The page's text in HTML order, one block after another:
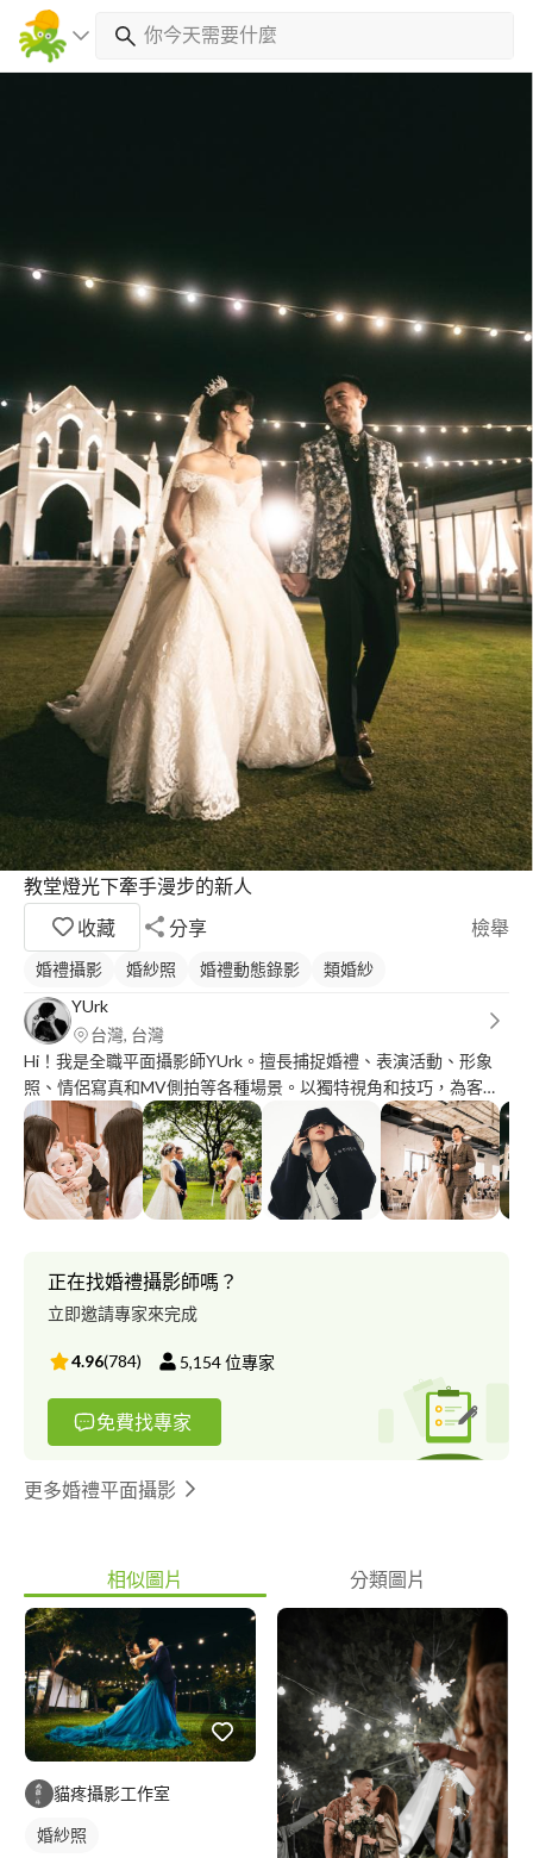
教堂燈光下牽手漫步的新人
收藏
分享 檢舉
婚禮攝影 婚紗照 婚禮動態錄影
類婚紗
YUrk
台灣, 台灣
Hi！我是全職平面攝影師YUrk。擅長捕捉婚禮、表演活動、形象
照、情侶寫真和MV側拍等各種場景。以獨特視角和技巧，為客戶
打造精彩影像作品。無論是重要時刻還是日常生活，都致力於捕捉
生活中的美好瞬間，讓回憶永存。期待與您合作，共同創造難忘的
影像故事。
正在找婚禮攝影師嗎？
立即邀請專家來完成
4.96(784) 5,154位專家
免費找專家
更多婚禮平面攝影
相似圖片 分類圖片
貓疼攝影工作室
婚紗照